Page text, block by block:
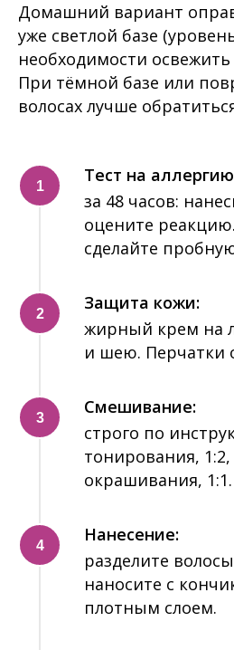
Домашний вариант
уже светлой базе
необходимости
При тёмной базе или
волосах лучше
Тест на аллергию
за 48 часов:
оцените
сделайте
Защита кожи:
жирный крем на
и шею. Перчатки
Смешивание:
строго по
тонирования, 1:2,
окрашивания, 1:1.
Нанесение:
разделите
наносите с
плотным слоем.